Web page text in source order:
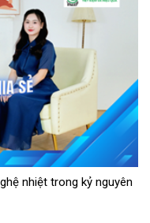
nhiệt trong kỷ nguyên